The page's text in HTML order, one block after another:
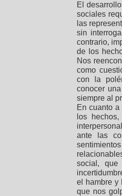
El
sociales
las
sin
contrario,
de los
Nos
como
con la
conocer
siempre al
En cuanto
los
ante las
social,
el hambre y
que nos